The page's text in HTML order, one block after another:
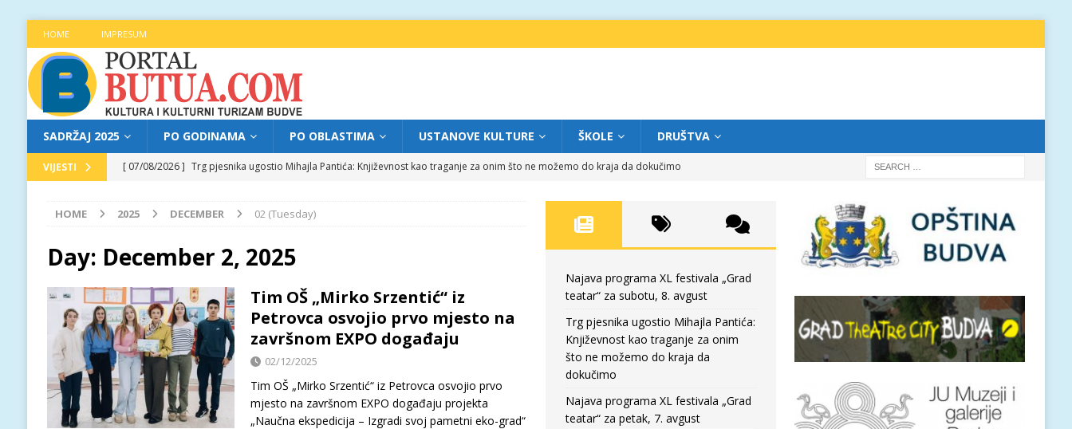
HOME IMPRESUM
SADRŽAJ 2025 PO GODINAMA PO OBLASTIMA USTANOVE KULTURE ŠKOLE DRUŠTVA
VIJESTI [ 07/08/2026 ] Trg pjesnika ugostio Mihajla Pantića: Književnost kao traganje za onim što ne možemo do kraja da dokučimo
[ 06/08/2026 ] Najava programa XL festivala „Grad teatar“ za petak, 7. avgust
[ 06/08/2026 ]
Od kultne TV serije do pozorišnog podviga: „Više od igre” na sceni između crkava
FOKUS
[ 07/08/2026 ] Najava programa XL festivala „Grad teatar“ za subotu, 8. avgust
HOME 2025 DECEMBER 02 (Tuesday)
Day: December 2, 2025
Tim OŠ „Mirko Srzentić“ iz
Petrovca osvojio prvo mjesto na
završnom EXPO događaju
02/12/2025
Tim OŠ „Mirko Srzentić“ iz Petrovca osvojio prvo
mjesto na završnom EXPO događaju projekta
„Naučna ekspedicija – Izgradi svoj pametni eko-grad“
Najava programa XL festivala „Grad
teatar“ za subotu, 8. avgust
Trg pjesnika ugostio Mihajla Pantića:
Književnost kao traganje za onim
što ne možemo do kraja da
dokučimo
Najava programa XL festivala „Grad
teatar“ za petak, 7. avgust